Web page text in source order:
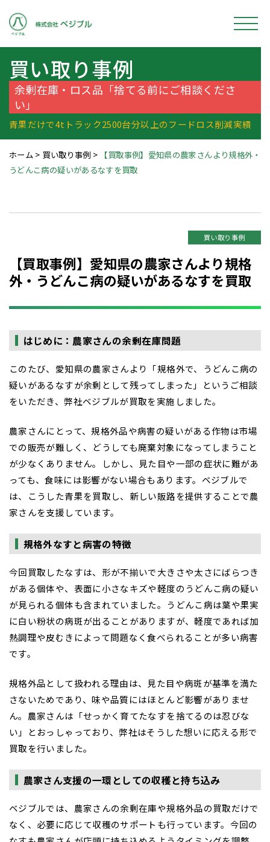
買い取り事例
余剰在庫・ロス品「捨てる前にご相談くださ
い」
青果だけで4tトラック2500台分以上のフードロス削減実績
ホーム > 買い取り事例 > 【買取事例】愛知県の農家さんより規格外・
うどんこ病の疑いがあるなすを買取
買い取り事例
【買取事例】愛知県の農家さんより規格
外・うどんこ病の疑いがあるなすを買取
はじめに：農家さんの余剰在庫問題
このたび、愛知県の農家さんより「規格外で、うどんこ病の
疑いがあるなすが余剰として残ってしまった」というご相談
をいただき、弊社ベジブルが買取を実施しました。
農家さんにとって、規格外品や病害の疑いがある作物は市場
での販売が難しく、どうしても廃棄対象になってしまうこと
が少なくありません。しかし、見た目や一部の症状に難があ
っても、食味には影響がない場合もあります。ベジブルで
は、こうした青果を買取し、新しい販路を提供することで農
家さんを支援しています。
規格外なすと病害の特徴
今回買取したなすは、形が不揃いで大きさや太さにばらつき
がある個体や、表面に小さなキズや軽度のうどんこ病の疑い
が見られる個体も含まれていました。うどんこ病は葉や果実
に白い粉状の病斑が出ることがありますが、軽度であれば加
熱調理や皮むきによって問題なく食べられることが多い病害
です。
規格外品として扱われる理由は、見た目や病斑が基準を満た
さないためであり、味や品質にはほとんど影響がありませ
ん。農家さんは「せっかく育てたなすを捨てるのは忍びな
い」とおっしゃっており、弊社はそうした想いに応える形で
買取を行いました。
農家さん支援の一環としての収穫と持ち込み
ベジブルでは、農家さんの余剰在庫や規格外品の買取だけで
なく、必要に応じて収穫のサポートも行っています。今回の